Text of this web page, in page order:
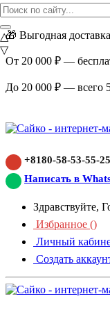
ВНИМАНИЕ
🎁 Выгодная
От 20 000 ₽ —
До 20 000 ₽ — всего
+8180-58-53-55-25
Написать в
Здравствуйте,
Избранное ()
Личный
Создать
△
▽